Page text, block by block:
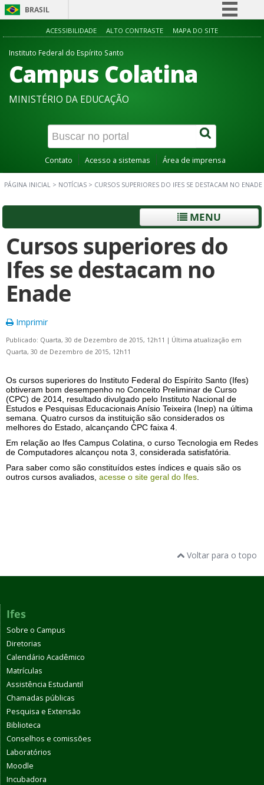
BRASIL
Simplifique!
Acesso à informação
Canais
ACESSIBILIDADE ALTO CONTRASTE MAPA DO SITE
Instituto Federal do Espírito Santo
Campus Colatina
MINISTÉRIO DA EDUCAÇÃO
Contato Acesso a sistemas Área de imprensa
PÁGINA INICIAL > NOTÍCIAS > CURSOS SUPERIORES DO IFES SE DESTACAM NO ENADE
MENU
Cursos superiores do
Ifes se destacam no
Enade
Imprimir
Publicado: Quarta, 30 de Dezembro de 2015, 12h11 | Última atualização em
Quarta, 30 de Dezembro de 2015, 12h11
Os cursos superiores do Instituto Federal do Espírito Santo (Ifes)
obtiveram bom desempenho no Conceito Preliminar de Curso
(CPC) de 2014, resultado divulgado pelo Instituto Nacional de
Estudos e Pesquisas Educacionais Anísio Teixeira (Inep) na última
semana. Quatro cursos da instituição são considerados os
melhores do Estado, alcançando CPC faixa 4.
Em relação ao Ifes Campus Colatina, o curso Tecnologia em Redes
de Computadores alcançou nota 3, considerada satisfatória.
Para saber como são constituídos estes índices e quais são os
outros cursos avaliados, acesse o site geral do Ifes
Voltar para o topo
Ifes
Sobre o Campus
Diretorias
Calendário Acadêmico
Matrículas
Assistência Estudantil
Chamadas públicas
Pesquisa e Extensão
Biblioteca
Conselhos e comissões
Laboratórios
Moodle
Incubadora